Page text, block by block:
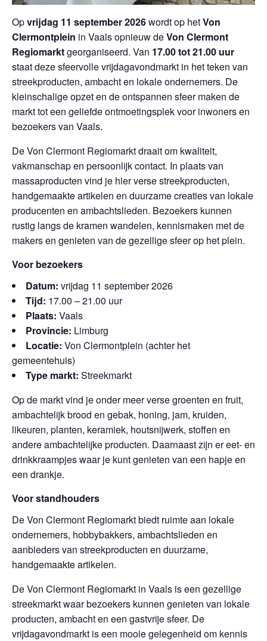
Opvrijdag 11 september 2026wordt op hetVon
Clermontplein in Vaals opnieuw deVon Clermont
Regiomarktgeorganiseerd. Van 17.00 tot 21.00 uur
staat deze sfeervolle vrijdagavondmarkt in het teken van
streekproducten, ambacht en lokale ondernemers. De
kleinschalige opzet en de ontspannen sfeer maken de
markt tot een geliefde ontmoetingsplek voor inwoners en
bezoekers van Vaals.
De Von Clermont Regiomarkt draait om kwaliteit,
vakmanschap en persoonlijk contact. In plaats van
massaproducten vind je hier verse streekproducten,
handgemaakte artikelen en duurzame creaties van lokale
producenten en ambachtslieden. Bezoekers kunnen
rustig langs de kramen wandelen, kennismaken met de
makers en genieten van de gezellige sfeer op het plein.
Voor bezoekers
Datum: vrijdag 11 september 2026
Tijd: 17.00 – 21.00 uur
Plaats: Vaals
Provincie: Limburg
Locatie: Von Clermontplein (achter het
gemeentehuis)
Type markt: Streekmarkt
Op de markt vind je onder meer verse groenten en fruit,
ambachtelijk brood en gebak, honing, jam, kruiden,
likeuren, planten, keramiek, houtsnijwerk, stoffen en
andere ambachtelijke producten. Daarnaast zijn er eet- en
drinkkraampjes waar je kunt genieten van een hapje en
een drankje.
Voor standhouders
De Von Clermont Regiomarkt biedt ruimte aan lokale
ondernemers, hobbybakkers, ambachtslieden en
aanbieders van streekproducten en duurzame,
handgemaakte artikelen.
De Von Clermont Regiomarkt in Vaals is een gezellige
streekmarkt waar bezoekers kunnen genieten van lokale
producten, ambacht en een gastvrije sfeer. De
vrijdagavondmarkt is een mooie gelegenheid om kennis